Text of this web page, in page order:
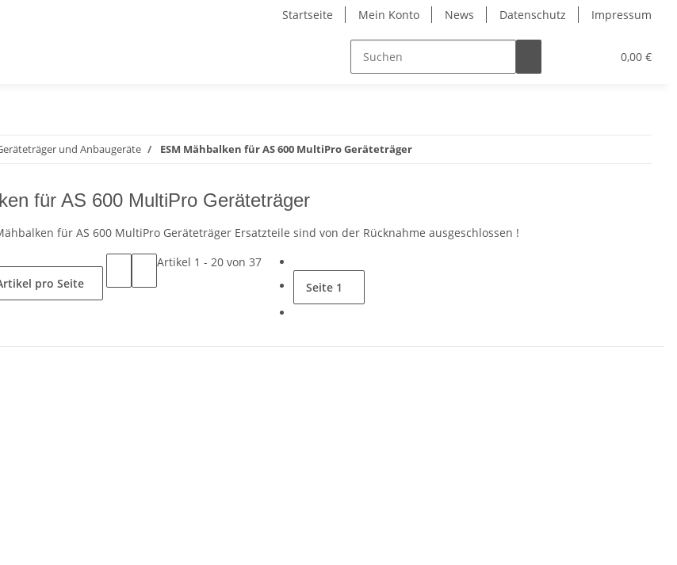
Startseite Mein Konto News Datenschutz Impressum
0,00 €
und Anbaugeräte ESM Mähbalken für AS 600 MultiPro Geräteträger
für AS 600 MultiPro Geräteträger
für AS 600 MultiPro Geräteträger Ersatzteile sind von der Rücknahme ausgeschlossen !
pro Seite
Artikel 1 - 20 von 37
Seite 1